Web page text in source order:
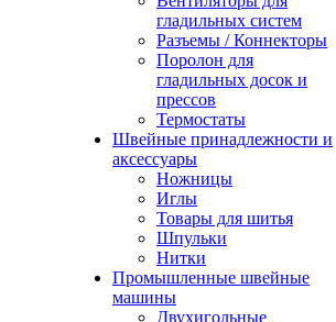
гладильных систем
Разъемы / Коннекторы
Поролон для
гладильных досок и
прессов
Термостаты
Швейные принадлежности и
аксессуары
Ножницы
Иглы
Товары для шитья
Шпульки
Нитки
Промышленные швейные
машины
Двухигольные